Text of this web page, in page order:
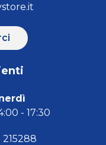
- 17:30
215288